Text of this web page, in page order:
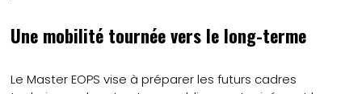
Une mobilité tournée vers le long-terme
Le Master EOPS vise à préparer les futurs cadres